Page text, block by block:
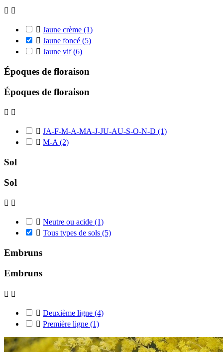
 
 Jaune crème (1)
 Jaune foncé (5)
 Jaune vif(6)
Époques de floraison
Époques de floraison
 
 JA-F-M-A-MA-J-JU-AU-S-O-N-D (1)
 M-A (2)
Sol
Sol
 
 Neutre ou acide (1)
 Tous types de sols (5)
Embruns
Embruns
 
 Deuxième ligne (4)
 Première ligne (1)